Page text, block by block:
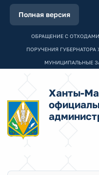
Полная версия
ОБРАЩЕНИЕ С ОТХОДАМИ
ПОРУЧЕНИЯ
МУНИЦИПАЛЬНЫЕ
Ханты-